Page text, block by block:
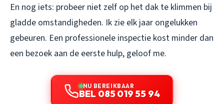
En nog iets: probeer niet zelf op het dak te klimmen bij
gladde omstandigheden. Ik zie elk jaar ongelukken
gebeuren. Een professionele inspectie kost minder dan
een bezoek aan de eerste hulp, geloof me.
NU BEREIKBAAR
BEL 085 019 55 94